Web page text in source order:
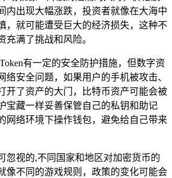
内出现大幅涨跌，投资者就像在大海中
，就可能遭受巨大的经济损失，这种不
充满了挑战和风险。
有一定的安全防护措施，但数字资
络安全问题，如果用户的手机被攻击、
开了资产的大门，比特币资产可能会被
宝藏一样妥善保管自己的私钥和助记
网络环境下操作钱包，避免给自己带来
忽视的,不同国家和地区对加密货币的
像不同的游戏规则，政策的变化可能会